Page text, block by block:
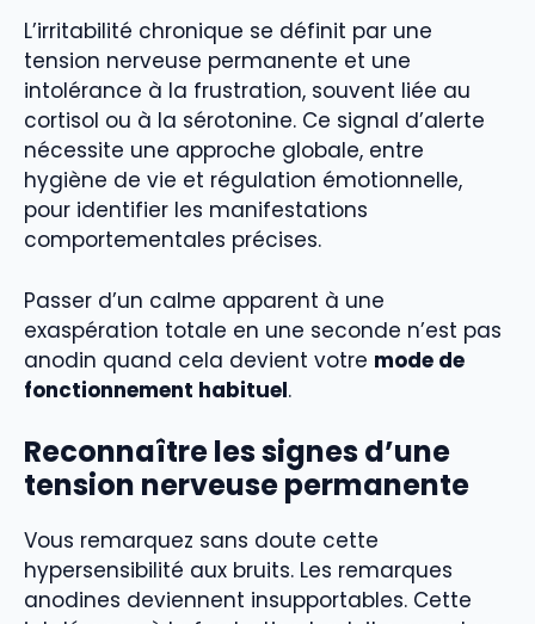
L’irritabilité chronique se définit par une
tension nerveuse permanente et une
intolérance à la frustration, souvent liée au
cortisol ou à la sérotonine. Ce signal d’alerte
nécessite une approche globale, entre
hygiène de vie et régulation émotionnelle,
pour identifier les manifestations
comportementales précises.
Passer d’un calme apparent à une
exaspération totale en une seconde n’est pas
anodin quand cela devient votre mode de
fonctionnement habituel.
Reconnaître les signes d’une
tension nerveuse permanente
Vous remarquez sans doute cette
hypersensibilité aux bruits. Les remarques
anodines deviennent insupportables. Cette